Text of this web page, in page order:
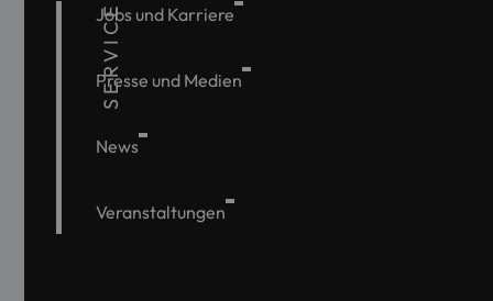
SERVICE
Jobs und Karriere
Presse und Medien
News
Veranstaltungen